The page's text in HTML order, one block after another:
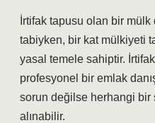
İrtifak tapusu olan bir
tabiyken, bir kat mülkiyeti
yasal temele sahiptir.
profesyonel bir emlak
sorun değilse herhangi bir
alınabilir.